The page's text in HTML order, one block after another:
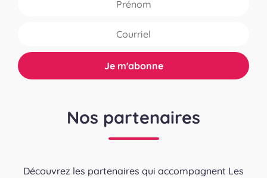
Nos partenaires
Découvrez les partenaires qui accompagnent Les